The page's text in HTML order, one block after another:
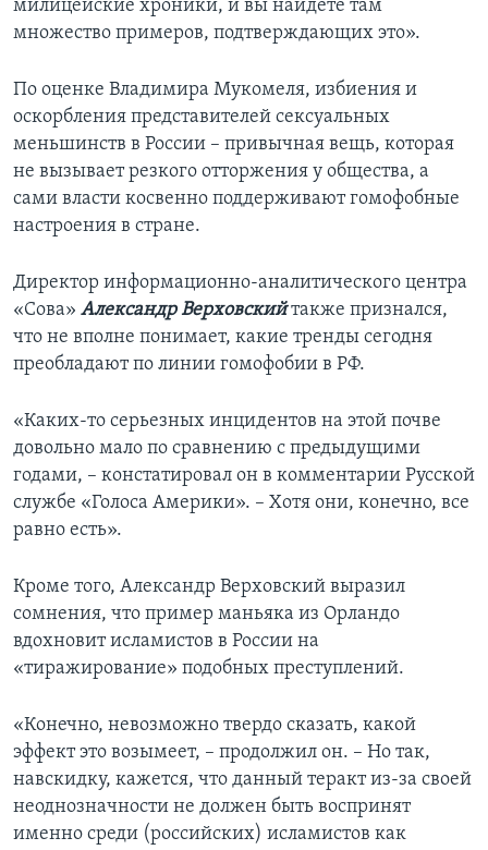
милицейские хроники, и вы найдете там
множество примеров, подтверждающих это».
По оценке Владимира Мукомеля, избиения и
оскорбления представителей сексуальных
меньшинств в России – привычная вещь, которая
не вызывает резкого отторжения у общества, а
сами власти косвенно поддерживают гомофобные
настроения в стране.
Директор информационно-аналитического центра
«Сова» Александр Верховскийтакже признался,
что не вполне понимает, какие тренды сегодня
преобладают по линии гомофобии в РФ.
«Каких-то серьезных инцидентов на этой почве
довольно мало по сравнению с предыдущими
годами, – констатировал он в комментарии Русской
службе «Голоса Америки». – Хотя они, конечно, все
равно есть».
Кроме того, Александр Верховский выразил
сомнения, что пример маньяка из Орландо
вдохновит исламистов в России на
«тиражирование» подобных преступлений.
«Конечно, невозможно твердо сказать, какой
эффект это возымеет, – продолжил он. – Но так,
навскидку, кажется, что данный теракт из-за своей
неоднозначности не должен быть воспринят
именно среди (российских) исламистов как